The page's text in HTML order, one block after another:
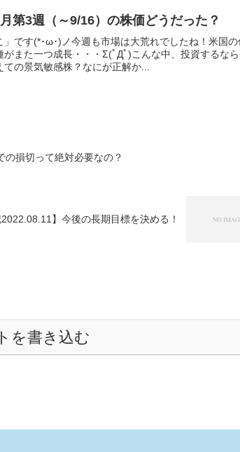
第3週（～9/16）の株価どうだった？
です(*･ω･)ノ今週も市場は大荒れでしたね！米国の
がまた一つ成長・・・Σ(ﾟДﾟ)こんな中、投資するな
の景気敏感株？なにが正解か...
の損切って絶対必要なの？
2022.08.11】今後の長期目標を決める！
を書き込む